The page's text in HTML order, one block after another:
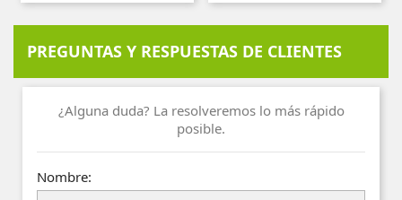
PREGUNTAS Y RESPUESTAS DE CLIENTES
¿Alguna duda? La resolveremos lo más rápido
posible.
Nombre: